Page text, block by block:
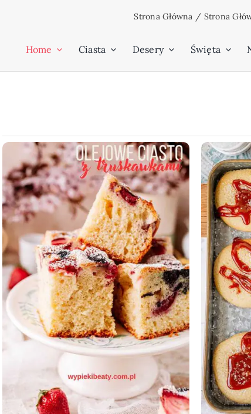
Strona Główna / Strona
Home Ciasta Desery Święta